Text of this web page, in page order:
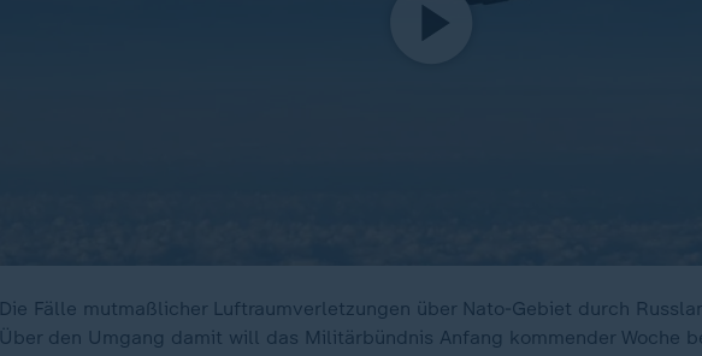
Die Fälle mutmaßlicher Luftraumverletzungen über Nato-Gebiet durch
Über den Umgang damit will das Militärbündnis Anfang kommender Woche